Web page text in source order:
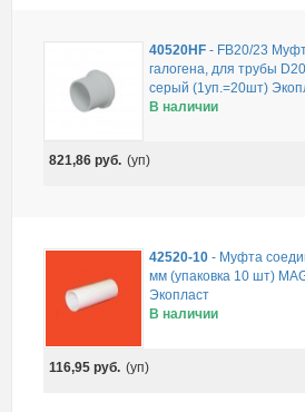
40520HF- FB20/23
галогена, для трубы
серый (1уп.=20шт)
В наличии
821,86 руб. (уп)
42520-10- Муфта
мм (упаковка 10 шт)
Экопласт
В наличии
116,95 руб. (уп)